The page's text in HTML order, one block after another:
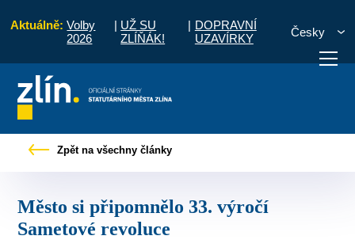
Aktuálně: Volby
2026
| UŽ SU
ZLÍŇÁK!
| DOPRAVNÍ
UZAVÍRKY
Česky
vyřídit Potřebuji zaplatit
Zpět na všechny články
Město si připomnělo 33. výročí
Sametové revoluce